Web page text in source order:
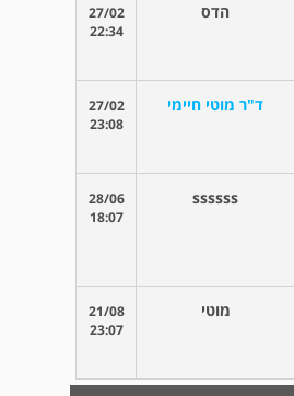
הדס
27/02
22:34
ד"ר מוטי חיימי
27/02
23:08
ssssss
28/06
18:07
מוטי
21/08
23:07